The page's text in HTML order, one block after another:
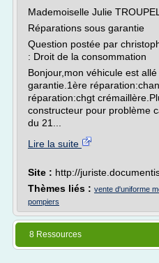
Mademoiselle Julie
Réparations sous garantie
Question postée par
: Droit de la consommation
Bonjour,mon véhicule est
garantie.1ère
réparation:chgt
constructeur pour problème
du 21...
Lire la suite
Site : http://
Thèmes liés : vente d'uniforme
pompiers
8 Ressources